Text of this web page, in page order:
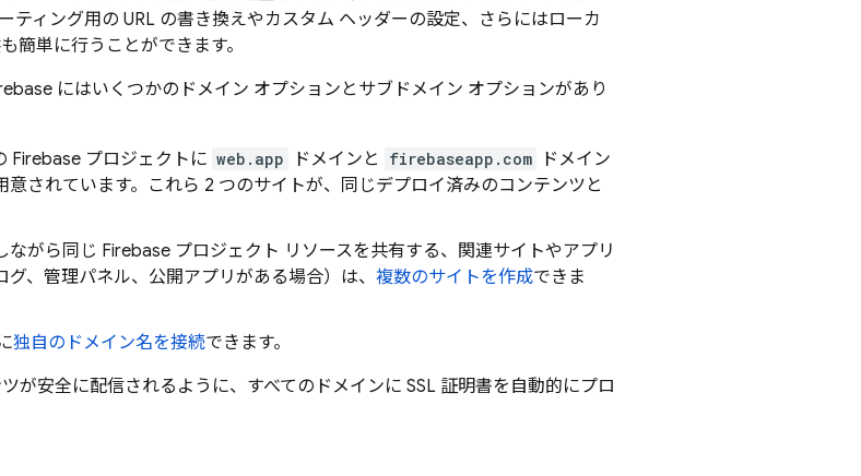
ティング用の URL の書き換えやカスタム ヘッダーの設定、さらにはローカ
簡単に行うことができます。
にはいくつかのドメイン オプションとサブドメイン オプションがあり
Firebase プロジェクトに web.app ドメインと firebaseapp.com
ドメイン
意されています。これら 2 つのサイトが、同じデプロイ済みのコンテンツと
ながら同じ Firebase プロジェクト リソースを共有する、関連サイトやアプリ
、管理パネル、公開アプリがある場合）は、 複数のサイトを作成できま
独自のドメイン名を接続できます。
が安全に配信されるように、すべてのドメインに SSL 証明書を自動的にプロ